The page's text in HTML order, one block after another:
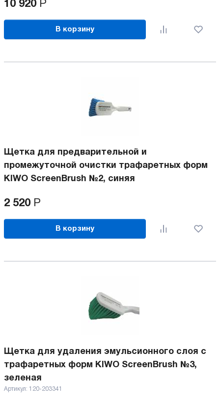
10 920 Р
В корзину
Щетка для предварительной и
промежуточной очистки трафаретных форм
KIWO ScreenBrush №2, синяя
2 520 Р
В корзину
Щетка для удаления эмульсионного слоя с
трафаретных форм KIWO ScreenBrush №3,
зеленая
Артикул: 120-203341